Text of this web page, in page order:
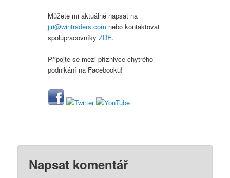
Můžete mi aktuálně napsat na
jiri@wintraders.com nebo kontaktovat
spolupracovníkyZDE.
Připojte se mezi příznivce chytrého
podnikání na Facebooku!
Napsat komentář